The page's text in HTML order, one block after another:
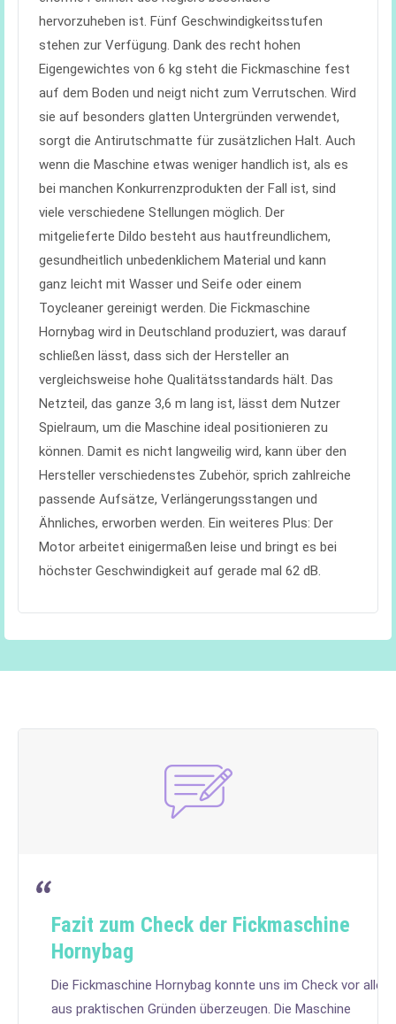
hervorzuheben ist. Fünf Geschwindigkeitsstufen
stehen zur Verfügung. Dank des recht hohen
Eigengewichtes von 6 kg steht die Fickmaschine fest
auf dem Boden und neigt nicht zum Verrutschen. Wird
sie auf besonders glatten Untergründen verwendet,
sorgt die Antirutschmatte für zusätzlichen Halt. Auch
wenn die Maschine etwas weniger handlich ist, als es
bei manchen Konkurrenzprodukten der Fall ist, sind
viele verschiedene Stellungen möglich. Der
mitgelieferte Dildo besteht aus hautfreundlichem,
gesundheitlich unbedenklichem Material und kann
ganz leicht mit Wasser und Seife oder einem
Toycleaner gereinigt werden. Die Fickmaschine
Hornybag wird in Deutschland produziert, was darauf
schließen lässt, dass sich der Hersteller an
vergleichsweise hohe Qualitätsstandards hält. Das
Netzteil, das ganze 3,6 m lang ist, lässt dem Nutzer
Spielraum, um die Maschine ideal positionieren zu
können. Damit es nicht langweilig wird, kann über den
Hersteller verschiedenstes Zubehör, sprich zahlreiche
passende Aufsätze, Verlängerungsstangen und
Ähnliches, erworben werden. Ein weiteres Plus: Der
Motor arbeitet einigermaßen leise und bringt es bei
höchster Geschwindigkeit auf gerade mal 62 dB.
Fazit zum Check der Fickmaschine
Hornybag
Die Fickmaschine Hornybag konnte uns im Check vor allem
aus praktischen Gründen überzeugen. Die Maschine